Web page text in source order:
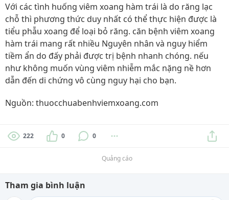
Với các tình huống viêm xoang hàm trái là do răng lạc
chỗ thì phương thức duy nhất có thể thực hiện được là
tiểu phẫu xoang để loại bỏ răng. căn bệnh viêm xoang
hàm trái mang rất nhiều Nguyên nhân và nguy hiểm
tiềm ẩn do đấy phải được trị bệnh nhanh chóng. nếu
như không muốn vùng viêm nhiễm mắc nặng nề hơn
dẫn đến di chứng vô cùng nguy hại cho bạn.
Nguồn: thuocchuabenhviemxoang.com
222 0 0
Quảng cáo
Tham gia bình luận